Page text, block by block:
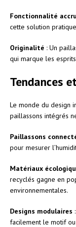
Fonctionnalité
cette solution
Originalité : Un
qui marque les
Tendances
Le monde du design
paillassons intégrés
Paillassons
pour mesurer
Matériaux
recyclés gagne en
environnementales.
Designs modulaires
facilement le motif